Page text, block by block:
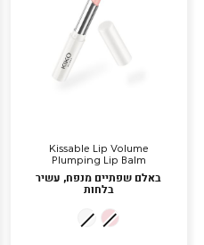
Kissable Lip Volume
Plumping Lip Balm
באלם שפתיים מנפח, עשיר
בלחות
01
02